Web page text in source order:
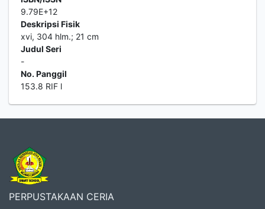
9.79E+12
Deskripsi Fisik
xvi, 304 hlm.; 21 cm
Judul Seri
-
No. Panggil
153.8 RIF l
PERPUSTAKAAN CERIA